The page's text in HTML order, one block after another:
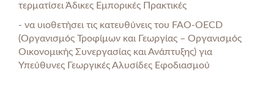
τερματίσει Άδικες Εμπορικές Πρακτικές
- να υιοθετήσει τις κατευθύνεις του FAO-OECD
(Οργανισμός Τροφίμων και Γεωργίας – Οργανισμός
Οικονομικής Συνεργασίας και Ανάπτυξης) για
Υπεύθυνες Γεωργικές Αλυσίδες Εφοδιασμού